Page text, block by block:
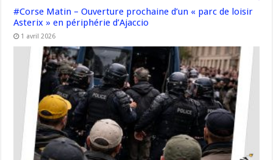
#Corse Matin – Ouverture prochaine d’un « parc de loisir
Asterix » en périphérie d’Ajaccio
1 avril 2026